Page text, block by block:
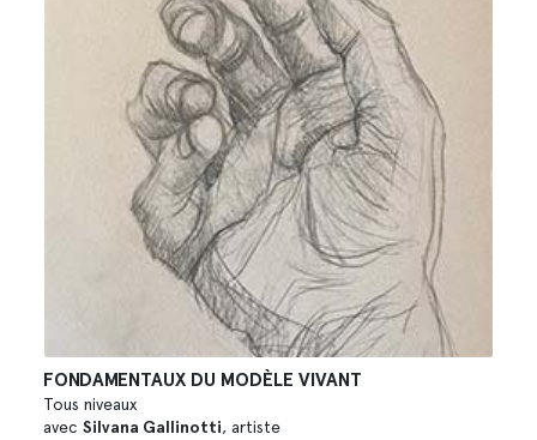
FONDAMENTAUX DU MODÈLE VIVANT
Tous niveaux
avec Silvana Gallinotti, artiste